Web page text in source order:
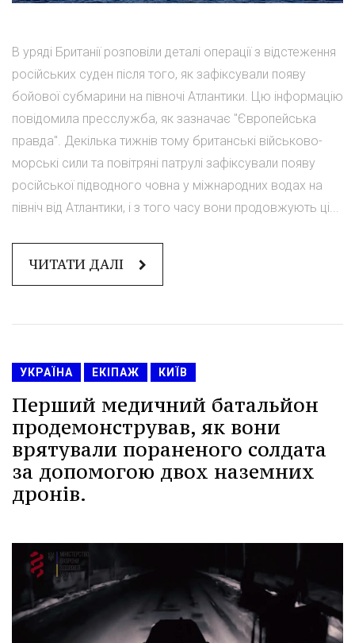
В уряді Британії розповіли деталі операції з відстеження
російських суден після того, як зафіксували появу
бойової субмарини на півночі Атлантики. Цю інформацію
повідомила пресслужба, як зазначає "Європейська
правда". Декілька тижнів тому британські військово-
морські сили та повітряні патрулі зафіксували появу
російської підводного човна у міжнародних водах на
північ від Атлантики, і з того часу вони продовжують ці...
ЧИТАТИ ДАЛІ
УКРАЇНА ЕКІПАЖ КИЇВ
Перший медичний батальйон
продемонстрував, як вони
врятували пораненого солдата
за допомогою двох наземних
дронів.